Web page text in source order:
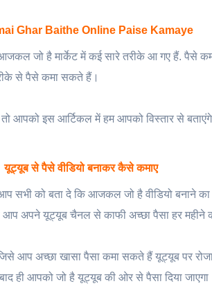
Ghar Baithe Online Paise Kamaye
जो है मार्केट में कई सारे तरीके आ गए हैं. पैसे
से पैसे कमा सकते हैं।
आपको इस आर्टिकल में हम आपको विस्तार से
यूट्यूब से पैसे वीडियो बनाकर कैसे कमाए
को बता दे कि आजकल जो है वीडियो बनाने का
अपने यूट्यूब चैनल से काफी अच्छा पैसा हर महीने
आप अच्छा खासा पैसा कमा सकते हैं यूट्यूब पर
ही आपको जो है यूट्यूब की ओर से पैसा दिया